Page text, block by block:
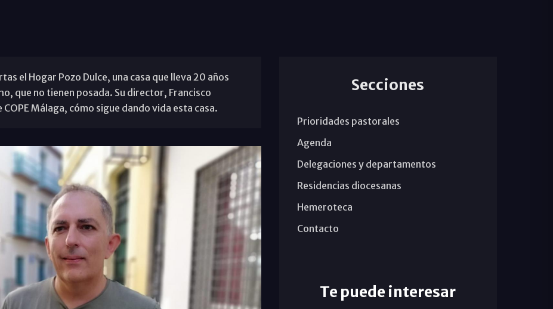
el Hogar Pozo Dulce, una casa que lleva 20 años
que no tienen posada. Su director, Francisco
Málaga, cómo sigue dando vida esta casa.
Secciones
Prioridades pastorales
Agenda
Delegaciones y departamentos
Residencias diocesanas
Hemeroteca
Contacto
Te puede interesar